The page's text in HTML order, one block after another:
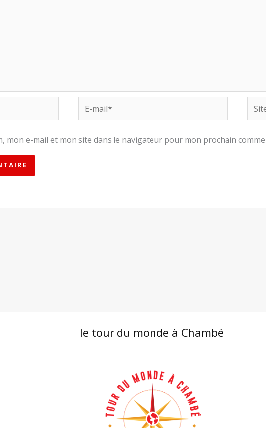
mail*
Site
mon e-mail et mon site dans le navigateur pour mon prochain
le tour du monde à Chambé